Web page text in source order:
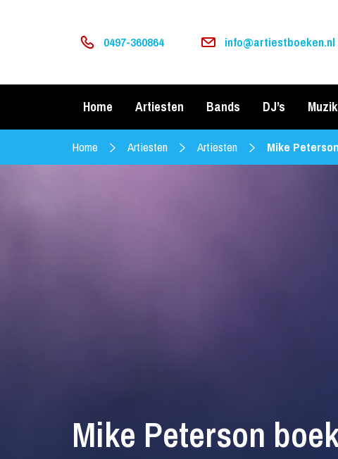
0497-360864 info@artiestboeken.nl
Home Artiesten Bands DJ’s
Home Artiesten Artiesten Mike
Mike Peterson